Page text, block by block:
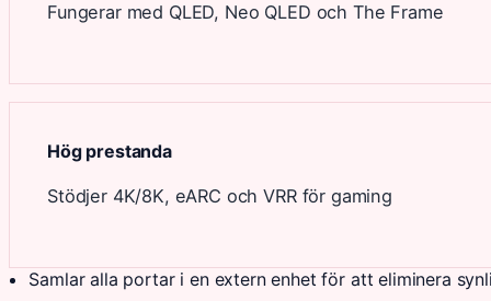
Fungerar med QLED, Neo QLED och The Frame
Hög prestanda
Stödjer 4K/8K, eARC och VRR för gaming
Samlar alla portar i en extern enhet för att eliminera